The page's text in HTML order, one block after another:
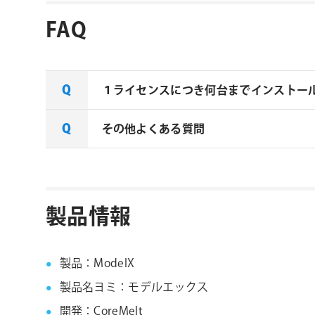
FAQ
１ライセンスにつき何台までインストー
Coremelt社製品は１ライセンスに2台ま
その他よくある質問
製品情報
製品：ModelX
製品名ヨミ：モデルエックス